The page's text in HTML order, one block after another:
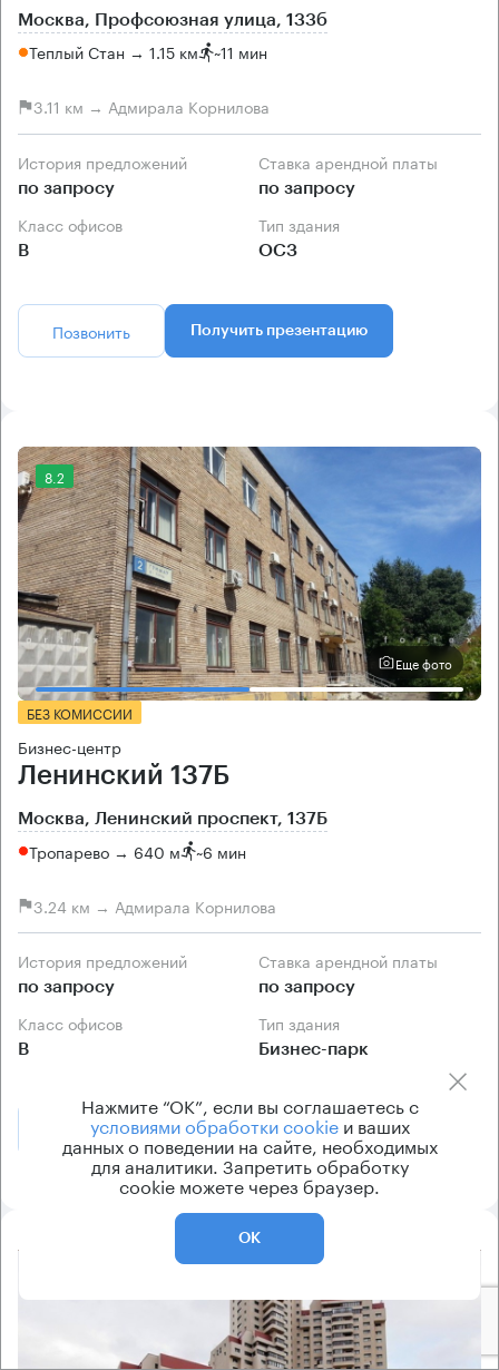
Москва, Профсоюзная улица, 133б
Теплый Стан → 1.15 км ~11 мин
3.11 км → Адмирала Корнилова
История предложений
по запросу
Ставка арендной платы
по запросу
Класс офисов
B
Тип здания
ОСЗ
Позвонить Получить презентацию
8.2
Еще фото
БЕЗ КОМИССИИ
Бизнес-центр
Ленинский 137Б
Москва, Ленинский проспект, 137Б
Тропарево → 640 м ~6 мин
3.24 км → Адмирала Корнилова
История предложений
по запросу
Ставка арендной платы
по запросу
Класс офисов
B
Тип здания
Бизнес-парк
Позвонить Получить презентацию
Нажмите “ОК”, если вы соглашаетесь с
условиями обработки cookieи ваших
данных о поведении на сайте, необходимых
для аналитики. Запретить обработку
cookie можете через браузер.
ОК